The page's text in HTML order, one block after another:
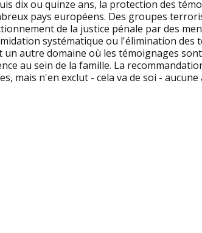
dix ou quinze ans, la protection des
pays européens. Des groupes
de la justice pénale par des
systématique ou l'élimination des
un autre domaine où les témoignages
au sein de la famille. La
mais n'en exclut - cela va de soi - aucune